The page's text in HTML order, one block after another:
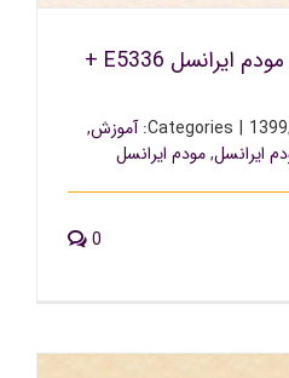
مشخصات و تنظیمات مودم ایرانسل E5336 +
|
Categories: آموزش,
ایرانسل,مودم ایرانسل
0